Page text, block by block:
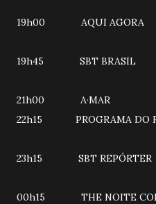
19h00
19h45
21h00
22h15
23h15 SBT
00h15 THE NOITE